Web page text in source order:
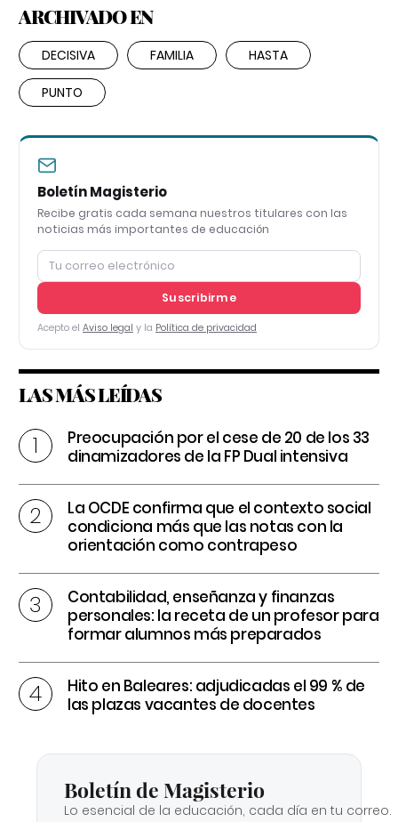
ARCHIVADO EN
DECISIVA FAMILIA HASTA
PUNTO
Boletín Magisterio
Recibe gratis cada semana nuestros titulares con las
noticias más importantes de educación
Suscribirme
Acepto el Aviso legal y la Política de privacidad
LAS MÁS LEÍDAS
Preocupación por el cese de 20 de los 33
dinamizadores de la FP Dual intensiva
La OCDE confirma que el contexto social
condiciona más que las notas con la
orientación como contrapeso
Contabilidad, enseñanza y finanzas
personales: la receta de un profesor para
formar alumnos más preparados
Hito en Baleares: adjudicadas el 99 % de
las plazas vacantes de docentes
Boletín de Magisterio
Lo esencial de la educación, cada día en tu correo.